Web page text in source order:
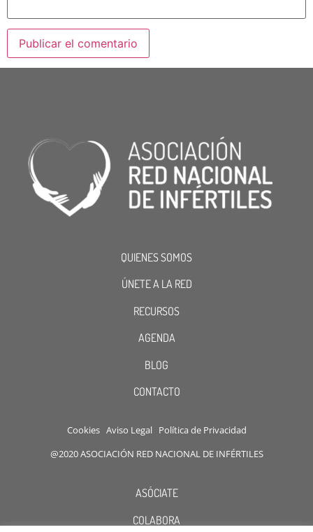
QUIENES SOMOS
ÚNETE A LA RED
RECURSOS
AGENDA
BLOG
CONTACTO
Cookies Aviso Legal Política de Privacidad
@2020 ASOCIACIÓN RED NACIONAL DE INFÉRTILES
ASÓCIATE
COLABORA